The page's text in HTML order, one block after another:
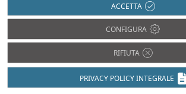
ACCETTA
CONFIGURA
RIFIUTA
PRIVACY POLICY INTEGRALE